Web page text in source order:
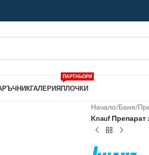
ГАЛЕРИЯПЛОЧКИ
ПАРТНЬОРИ
Начало/Баня/
Knauf Препарат